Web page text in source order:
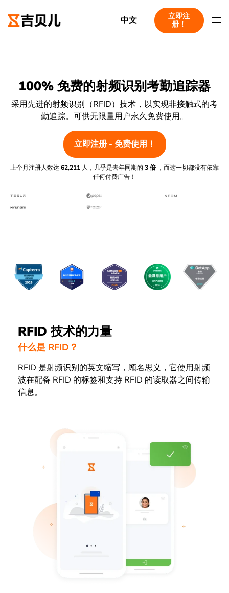
中文
立即注
册！
100% 免费的射频识别考勤追踪器
采用先进的射频识别（RFID）技术，以实现非接触式的考
勤追踪。可供无限量用户永久免费使用。
立即注册 - 免费使用！
上个月注册人数达62,211 人，几乎是去年同期的 3 倍 ，而这一切都没有依靠
任何付费广告！
RFID 技术的力量
什么是 RFID？
RFID 是射频识别的英文缩写，顾名思义，它使用射频
波在配备 RFID 的标签和支持 RFID 的读取器之间传输
信息。